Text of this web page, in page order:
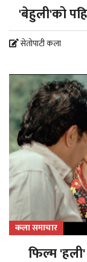
'बेहुली'को
सेतोपाटी कला
कला समाचार
फिल्म